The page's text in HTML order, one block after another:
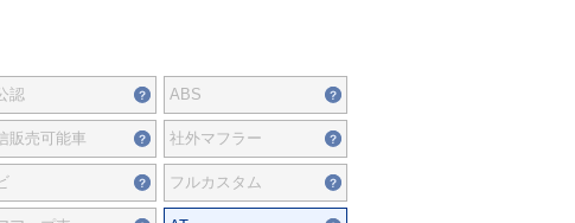
認 ABS
販売可能車 社外マフラー
フルカスタム